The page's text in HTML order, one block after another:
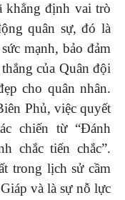
khẳng định vai trò
quân sự, đó là
mạnh, bảo đảm
của Quân đội
cho quân nhân.
Phủ, việc quyết
chiến từ “Đánh
chắc tiến chắc”.
trong lịch sử cầm
và là sự nỗ lực